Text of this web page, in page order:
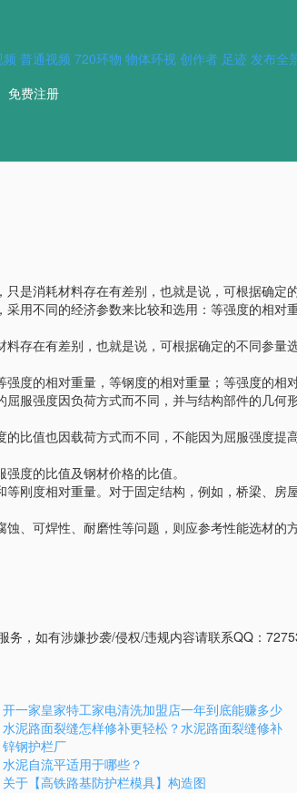
普通视频 720环物 物体环视 创作者 足迹 发布全
免费注册
是消耗材料存在有差别，也就是说，可根据确
的经济参数来比较和选用：等强度的相对重
存在有差别，也就是说，可根据确定的不同参
度的相对重量，等钢度的相对重量；等强度的相
服强度因负荷方式而不同，并与结构部件的几何形
值也因载荷方式而不同，不能因为屈服强度提
度的比值及钢材价格的比值。
度相对重量。对于固定结构，例如，桥梁、房
、可焊性、耐磨性等问题，则应参考性能选材的
务，如有涉嫌抄袭/侵权/违规内容请联系QQ：
开一家皇家特工家电清洗加盟店一年到底能赚多少
水泥路面裂缝怎样修补更轻松？水泥路面裂缝修补
锌钢护栏厂
水泥自流平适用于哪些？
关于【高铁路基防护栏模具】构造图